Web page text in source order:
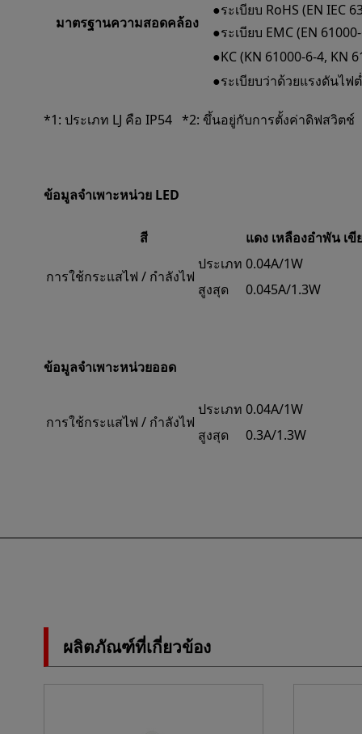
มาตรฐานความสอดคล้อง
●ระเบียบ RoHS (EN IEC
●ระเบียบ EMC (EN
●KC (KN 61000-6-4, KN
●ระเบียบว่าด้วยแรงดันไฟ
*1: ประเภท LJ คือ IP54 *2: ขึ้นอยู่กับการตั้งค่าดิฟสวิตช์
ข้อมูลจำเพาะหน่วย LED
สี แดง เหลืองอำพัน เขี
การใช้กระแสไฟ / กำลังไฟ
ประเภท 0.04A/1W
สูงสุด
0.045A/1.3W
ข้อมูลจำเพาะหน่วยออด
การใช้กระแสไฟ / กำลังไฟ
ประเภท 0.04A/1W
สูงสุด
0.3A/1.3W
ผลิตภัณฑ์ที่เกี่ยวข้อง